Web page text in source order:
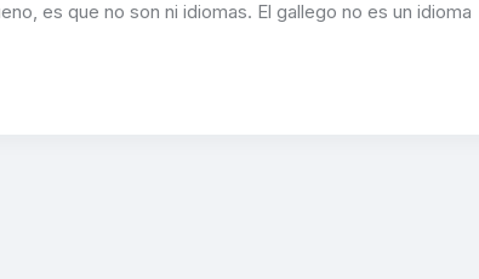
es que no son ni idiomas. El gallego no es un idioma